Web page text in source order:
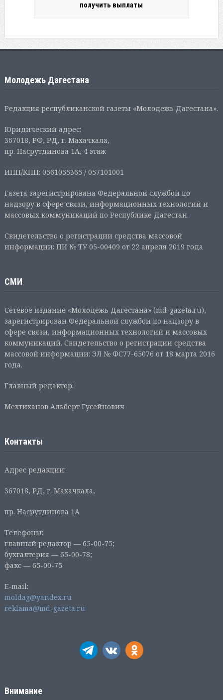
получить выплаты
Молодежь Дагестана
Редакция республиканской газеты «Молодежь Дагестана».
Юридический адрес:
367018, РФ, РД, г. Махачкала,
пр. Насрутдинова 1А, 4 этаж
ИНН/КПП: 0561055365 / 057101001
Газета зарегистрирована Федеральной службой по
надзору в сфере связи, информационных технологий и
массовых коммуникаций по Республике Дагестан.
Свидетельство о регистрации средства массовой
информации: ПИ № ТУ 05-00409 от 22 апреля 2019 года
СМИ
Сетевое издание «Молодежь Дагестана» (md-gazeta.ru),
зарегистрирован Федеральной службой по надзору в
сфере связи, информационных технологий и массовых
коммуникаций. Свидетельство о регистрации средства
массовой информации: ЭЛ № ФС77-65076 от 18 марта 2016
года.
Главный редактор:
Мехтиханов Альберт Гусейнович
Контакты
Адрес редакции:
367018, РД, г. Махачкала,
пр. Насрутдинова 1А
Телефоны:
главный редактор — 65-00-75;
бухгалтерия — 65-00-78;
факс — 65-00-75
E-mail:
moldag@yandex.ru
reklama@md-gazeta.ru
Внимание